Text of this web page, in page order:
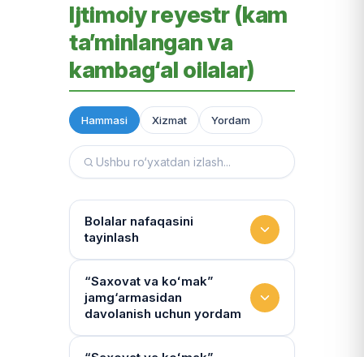
Ijtimoiy reyestr (kam
ta’minlangan va
kambag‘al oilalar)
Hammasi Xizmat Yordam
Bolalar nafaqasini
tayinlash
To‘lov miqdori
Miqdor qonunchilik bilan belgilanadi.
“Kambag‘allik chegarasidagi oila”ga
75% yoki 50% to‘lanadi
“Saxovat va koʻmak”
jamg‘armasidan
davolanish uchun yordam